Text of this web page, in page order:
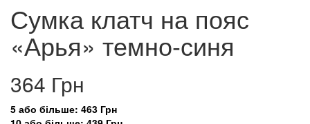
Сумка клатч на пояс
«Арья» темно-синя
364 Грн
5 або більше: 463 Грн